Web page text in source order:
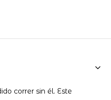
correr sin él. Este